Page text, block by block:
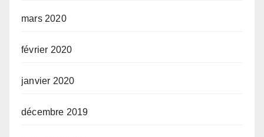
mars 2020
février 2020
janvier 2020
décembre 2019